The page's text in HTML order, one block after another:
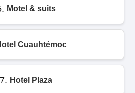
Motel & suits
Cuauhtémoc
Hotel Plaza